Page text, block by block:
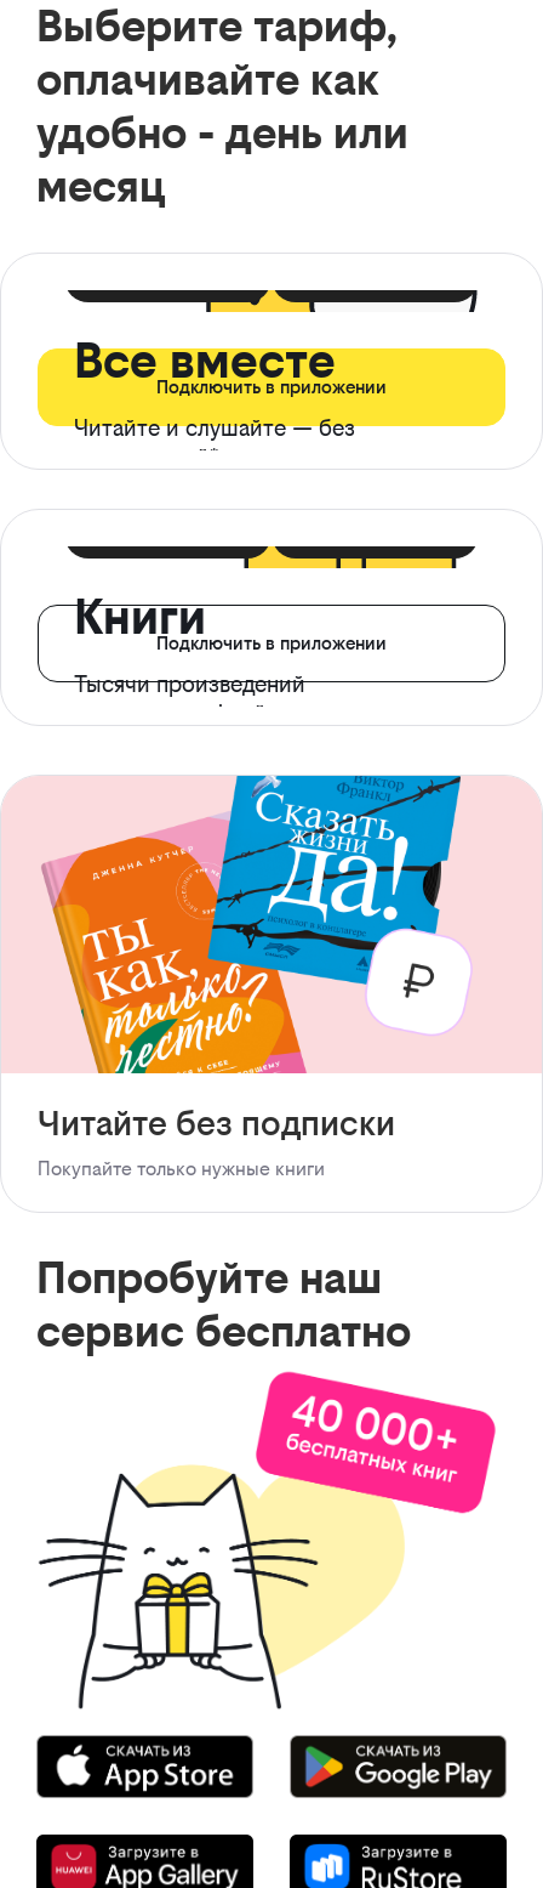
Выберите тариф,
оплачивайте как
удобно - день или
месяц
Все вместе
Читайте и слушайте — без
ограничений*
Подключить в приложении
Книги
Тысячи произведений
с доступом офлайн
Подключить в приложении
Читайте без подписки
Покупайте только нужные книги
Попробуйте наш
сервис бесплатно